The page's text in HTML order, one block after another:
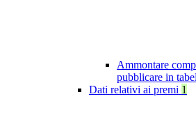
Ammontare
pubblicare in
Dati relativi ai premi 1